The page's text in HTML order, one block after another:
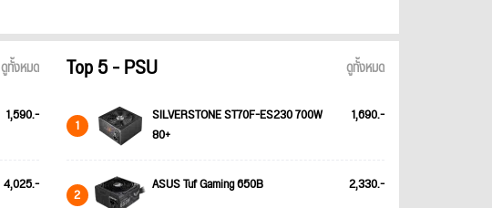
ดูทั้งหมด
1,590.-
4,025.-
Top 5 - PSU ดูทั้งหมด
1
SILVERSTONE ST70F-ES230 700W
80+
1,690.-
2 ASUS Tuf Gaming 650B 2,330.-